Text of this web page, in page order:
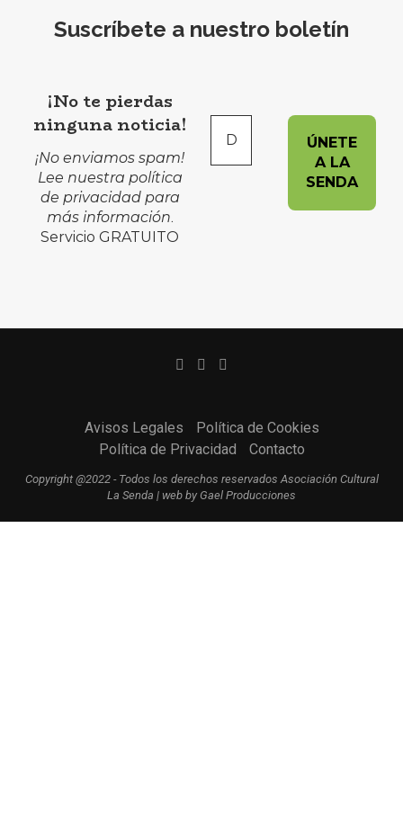
Suscríbete a nuestro boletín
¡No te pierdas
ninguna noticia!
¡No enviamos spam!
Lee nuestra política
de privacidadpara
más información.
Servicio GRATUITO
Avisos Legales
Política de Cookies
Política de Privacidad
Contacto
Copyright @2022 - Todos los derechos reservados Asociación Cultural
La Senda | web by Gael Producciones